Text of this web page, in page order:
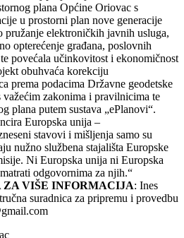
plana Općine Oriovac s
u prostorni plan nove generacije
pružanje elektroničkih javnih usluga,
opterećenje građana, poslovnih
povećala učinkovitost i ekonomičnost
obuhvaća korekciju
prema podacima Državne geodetske
važećim zakonima i pravilnicima te
plana putem sustava „ePlanovi“.
Europska unija –
stavovi i mišljenja samo su
nužno službena stajališta Europske
Ni Europska unija ni Europska
odgovornima za njih.“
ZA VIŠE INFORMACIJA: Ines
suradnica za pripremu i provedbu